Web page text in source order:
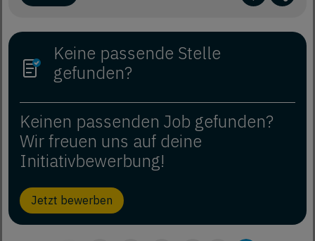
Keine passende Stelle
gefunden?
Keinen passenden Job gefunden?
Wir freuen uns auf deine
Initiativbewerbung!
Jetzt bewerben